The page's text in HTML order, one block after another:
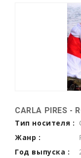
CARLA PIRES -
Тип носителя :
Жанр :
Год выпуска :